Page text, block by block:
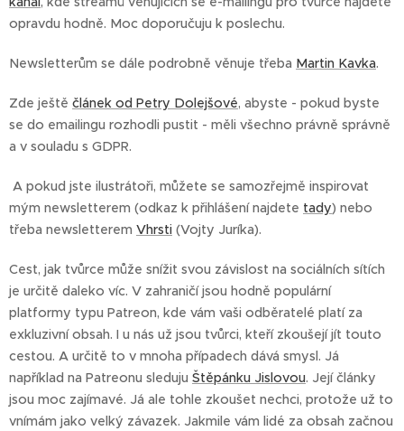
opravdu hodně. Moc doporučuju k poslechu.
Newsletterům se dále podrobně věnuje třeba Martin Kavka.
Zde ještě článek od Petry Dolejšové, abyste - pokud byste
se do emailingu rozhodli pustit - měli všechno právně správně
a v souladu s GDPR.
A pokud jste ilustrátoři, můžete se samozřejmě inspirovat
mým newsletterem (odkaz k přihlášení najdete tady) nebo
třeba newsletterem Vhrsti (Vojty Juríka).
Cest, jak tvůrce může snížit svou závislost na sociálních sítích
je určitě daleko víc. V zahraničí jsou hodně populární
platformy typu Patreon, kde vám vaši odběratelé platí za
exkluzivní obsah. I u nás už jsou tvůrci, kteří zkoušejí jít touto
cestou. A určitě to v mnoha případech dává smysl. Já
například na Patreonu sleduju Štěpánku Jislovou. Její články
jsou moc zajímavé. Já ale tohle zkoušet nechci, protože už to
vnímám jako velký závazek. Jakmile vám lidé za obsah začnou